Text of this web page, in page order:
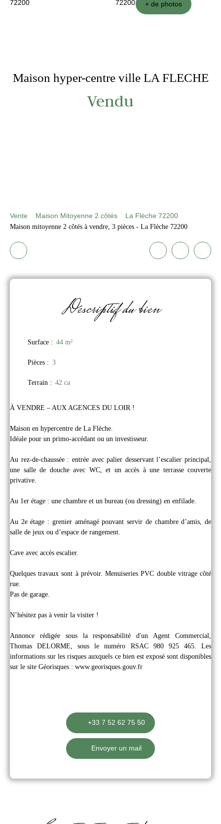
+ de photos
Maison hyper-centre ville LA FLECHE
Vendu
Vente Maison Mitoyenne 2 côtés
La Flèche 72200
Maison mitoyenne 2 côtés à vendre, 3 pièces - La Flèche 72200
Descriptifdu bien
Surface : 44 m²
Pièces : 3
Terrain : 42 ca
À VENDRE – AUX AGENCES DU LOIR !
Maison en hypercentre de La Flèche.
Idéale pour un primo-accédant ou un investisseur.
Au rez-de-chaussée : entrée avec palier desservant l’escalier principal,
une salle de douche avec WC, et un accès à une terrasse couverte
privative.
Au 1er étage : une chambre et un bureau (ou dressing) en enfilade.
Au 2e étage : grenier aménagé pouvant servir de chambre d’amis, de
salle de jeux ou d’espace de rangement.
Cave avec accès escalier.
Quelques travaux sont à prévoir. Menuiseries PVC double vitrage côté
rue.
Pas de garage.
N’hésitez pas à venir la visiter !
Annonce rédigée sous la responsabilité d'un Agent Commercial,
Thomas DELORME, sous le numéro RSAC 980 925 465. Les
informations sur les risques auxquels ce bien est exposé sont disponibles
sur le site Géorisques : www.georisques.gouv.fr
+33 7 52 62 75 50
Envoyer un mail